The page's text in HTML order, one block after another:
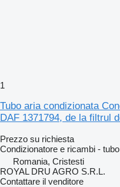
1
Tubo aria condizionata
DAF 1371794, de la filtrul
Prezzo su richiesta
Condizionatore e ricambi -
Romania, Cristesti
ROYAL DRU AGRO S.R.L.
Contattare il venditore